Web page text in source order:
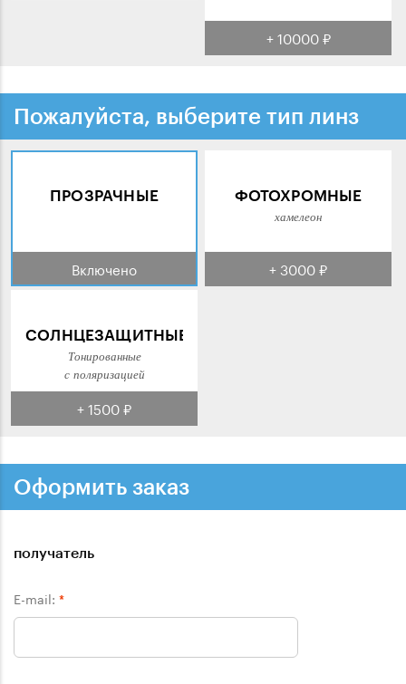
+ 10000 ₽
Пожалуйста, выберите тип линз
ПРОЗРАЧНЫЕ
Включено
ФОТОХРОМНЫЕ
хамелеон
+ 3000 ₽
СОЛНЦЕЗАЩИТНЫЕ
Тонированные
с поляризацией
+ 1500 ₽
Оформить заказ
получатель
E-mail: *